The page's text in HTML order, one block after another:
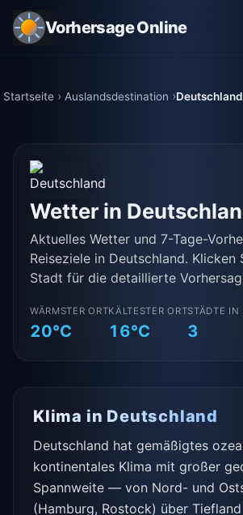
Vorhersage Online
Startseite Auslandsdestination Deutschland
Wetter in
Aktuelles Wetter und 7-Tage-
Reiseziele in Deutschland. Klicken
Stadt für die detaillierte
WÄRMSTER ORT
20°C
KÄLTESTER ORT
16°C
STÄDTE IN
3
Klima in Deutschland
Deutschland hat gemäßigtes
kontinentales Klima mit großer
Spannweite — von Nord- und
(Hamburg, Rostock) über